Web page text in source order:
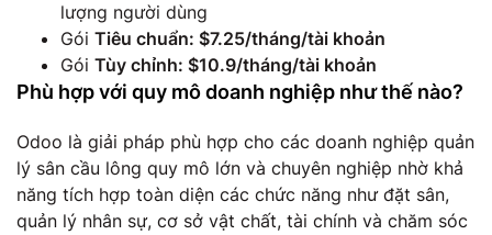
lượng người dùng
Gói Tiêu chuẩn: $7.25/tháng/tài khoản
Gói Tùy chỉnh: $10.9/tháng/tài khoản
Phù hợp với quy mô doanh nghiệp như thế nào?
Odoo là giải pháp phù hợp cho các doanh nghiệp quản
lý sân cầu lông quy mô lớn và chuyên nghiệp nhờ khả
năng tích hợp toàn diện các chức năng như đặt sân,
quản lý nhân sự, cơ sở vật chất, tài chính và chăm sóc